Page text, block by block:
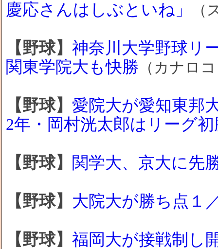
慶応さんはしぶといね」
（
【野球】 神奈川大学野球
関東学院大も快勝 （カナロ
【野球】 愛院大が愛知東邦
2年・岡村洸太郎はリーグ
【野球】 関学大、京大に先
【野球】 大院大が勝ち点１
【野球】 福岡大が接戦制し